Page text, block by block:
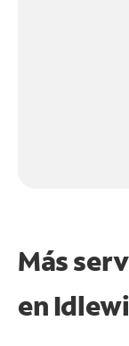
Más
en